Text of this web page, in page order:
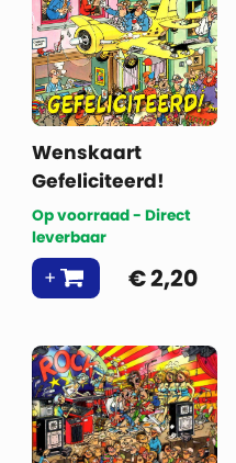
Wenskaart
Gefeliciteerd!
Op voorraad - Direct
leverbaar
€2,20